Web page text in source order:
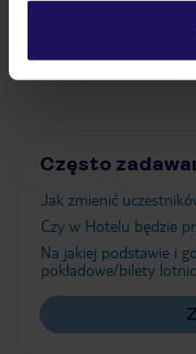
Ważne
Często
Jak zmienić
Czy w Hotelu będzie
Na jakiej podstawie i
pokładowe/bilety